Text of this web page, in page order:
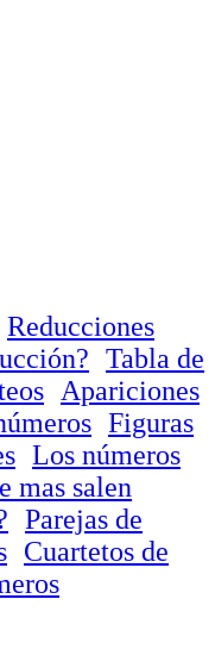
Reducciones
Tabla de
Apariciones
Figuras
Los números
mas salen
Parejas de
Cuartetos de